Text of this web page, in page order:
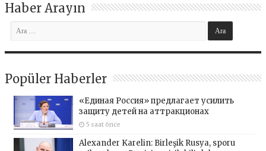
Haber Arayın
Popüler Haberler
«Единая Россия» предлагает усилить
защиту детей на аттракционах
5 saat önce
Alexander Karelin: Birleşik Rusya, sporu